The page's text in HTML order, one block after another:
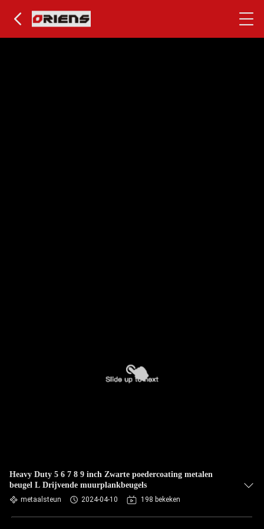
Heavy Duty 5 6 7 8 9 inch Zwarte poedercoating metalen
beugel L Drijvende muurplankbeugels
metaalsteun 2024-04-10 198 bekeken